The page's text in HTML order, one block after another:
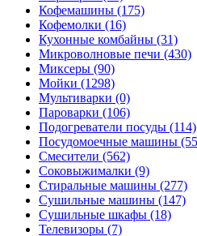
Кофемашины (175)
Кофемолки (16)
Кухонные комбайны (31)
Микроволновые печи (430)
Миксеры (90)
Мойки (1298)
Мультиварки (0)
Пароварки (106)
Подогреватели посуды (114)
Посудомоечные машины
Смесители (562)
Соковыжималки (9)
Стиральные машины (277)
Сушильные машины (147)
Сушильные шкафы (18)
Телевизоры (7)